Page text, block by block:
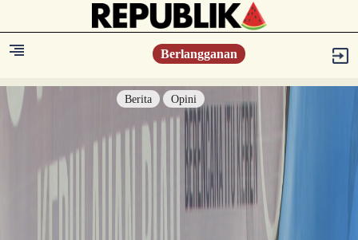
Berlangganan
Berita Opini
Berita
Islam Digest